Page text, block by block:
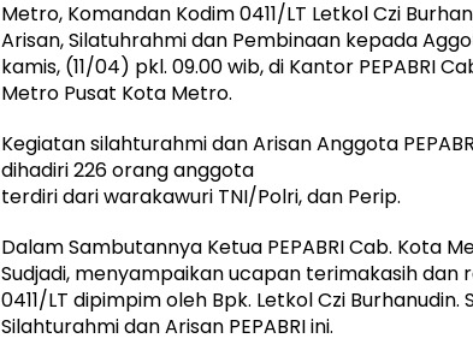
Metro, Komandan Kodim 0411/LT Letkol Czi
Arisan, Silatuhrahmi dan Pembinaan kepada
kamis, (11/04) pkl. 09.00 wib, di Kantor PEPABRI
Metro Pusat Kota Metro.
Kegiatan silahturahmi dan Arisan Anggota
dihadiri 226 orang anggota
terdiri dari warakawuri TNI/Polri, dan Perip.
Dalam Sambutannya Ketua PEPABRI Cab. Kota
Sudjadi, menyampaikan ucapan terimakasih dan
0411/LT dipimpim oleh Bpk. Letkol Czi Burhanudin.
Silahturahmi dan Arisan PEPABRI ini.